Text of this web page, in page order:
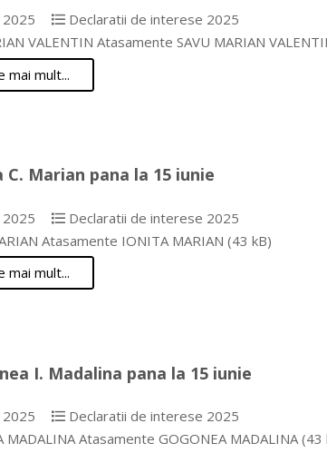
2025
Declaratii de interese 2025
VALENTIN Atasamente SAVU MARIAN
mai mult...
C. Marian pana la 15 iunie
2025
Declaratii de interese 2025
Atasamente IONITA MARIAN (43 kB)
mai mult...
I. Madalina pana la 15 iunie
2025
Declaratii de interese 2025
MADALINA Atasamente GOGONEA MADALINA (43